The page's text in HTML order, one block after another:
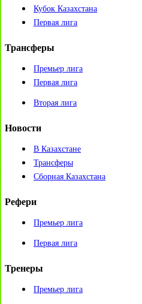
Кубок Казахстана
Первая лига
Трансферы
Премьер лига
Первая лига
Вторая лига
Новости
В Казахстане
Трансферы
Сборная Казахстана
Рефери
Премьер лига
Первая лига
Тренеры
Премьер лига